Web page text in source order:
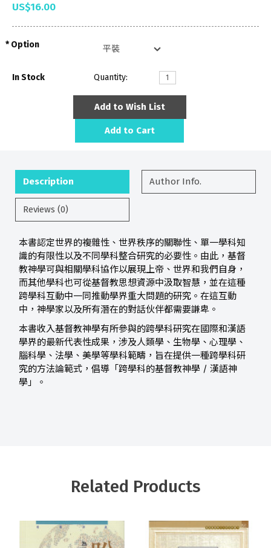
US$16.00
Option
In Stock Quantity:
Add to Wish List
Add to Cart
Description Author Info.
Reviews (0)
本書認定世界的複雜性、世界秩序的關聯性、單一學科知
識的有限性以及不同學科整合研究的必要性。由此，基督
教神學可與相關學科協作以展現上帝、世界和我們自身，
而其他學科也可從基督教思想資源中汲取智慧，並在這種
跨學科互動中一同推動學界重大問題的研究。在這互動
中，神學家以及所有潛在的對話伙伴都需要謙卑。
本書收入基督教神學有所參與的跨學科研究在國際和漢語
學界的最新代表性成果，涉及人類學、生物學、心理學、
腦科學、法學、美學等學科範疇，旨在提供一種跨學科研
究的方法論範式，倡導「跨學科的基督教神學 / 漢語神
學」。
Related Products